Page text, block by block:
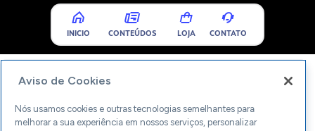
INICIO CONTEÚDOS LOJA CONTATO
Aviso de Cookies
Nós usamos cookies e outras tecnologias semelhantes para
melhorar a sua experiência em nossos serviços, personalizar